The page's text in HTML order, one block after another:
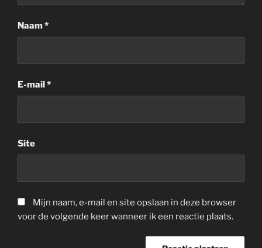
Naam*
E-mail*
Site
Mijn naam, e-mail en site opslaan in deze browser
voor de volgende keer wanneer ik een reactie plaats.